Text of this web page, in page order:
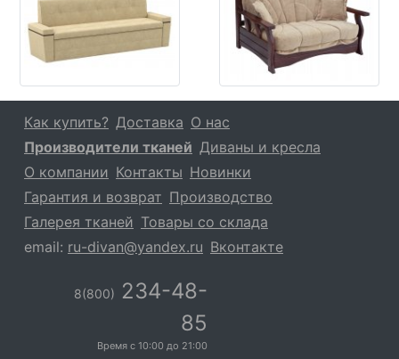
Как купить? Доставка О нас
Производители тканей Диваны и кресла
О компании Контакты Новинки
Гарантия и возврат Производство
Галерея тканей Товары со склада
email: ru-divan@yandex.ru Вконтакте
8(800) 234-48-
85
Время с 10:00 до 21:00